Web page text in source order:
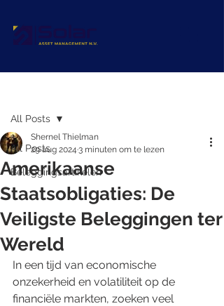
All Posts
Beleggingsartikelen
All Posts
Amerikaanse
Staatsobligaties: De
Veiligste Beleggingen ter
Wereld
Shernel Thielman
29 aug 2024 3 minuten om te lezen
In een tijd van economische
onzekerheid en volatiliteit op de
financiële markten, zoeken veel